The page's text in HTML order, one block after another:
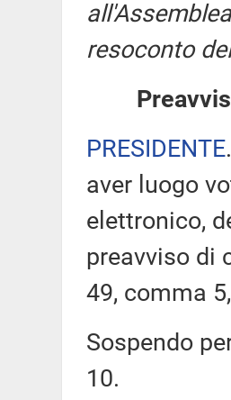
resoconto
PRESIDENTE
aver luogo
elettronico,
preavviso di
49, comma
Sospendo
10.